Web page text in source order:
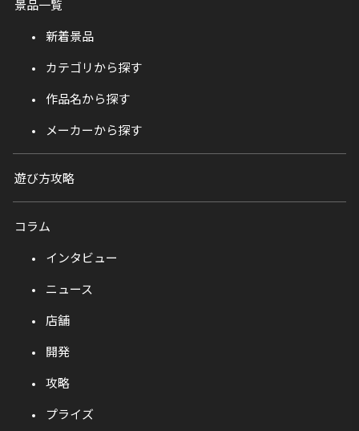
景品一覧
新着景品
カテゴリから探す
作品名から探す
メーカーから探す
遊び方攻略
コラム
インタビュー
ニュース
店舗
開発
攻略
プライズ